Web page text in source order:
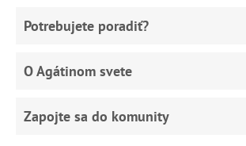
Potrebujete poradiť?
O Agátinom svete
Zapojte sa do komunity